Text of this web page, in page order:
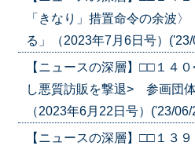
「きなり」措置命令の余波
る」（2023年7月6日号）
【ニュースの深層】□□１４
し悪質訪販を撃退> 参画団
（2023年6月22日号）('23/06/
【ニュースの深層】□□１